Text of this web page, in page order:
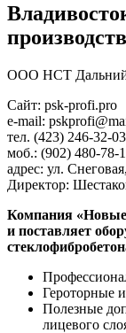
ООО НСТ Дальний
Сайт: psk-profi.pro
e-mail:
тел. (423) 246-32-03
моб.: (902) 480-78-
адрес: ул.
Директор:
Компания «Новые
и поставляет
Героторные
Полезные
лицевого